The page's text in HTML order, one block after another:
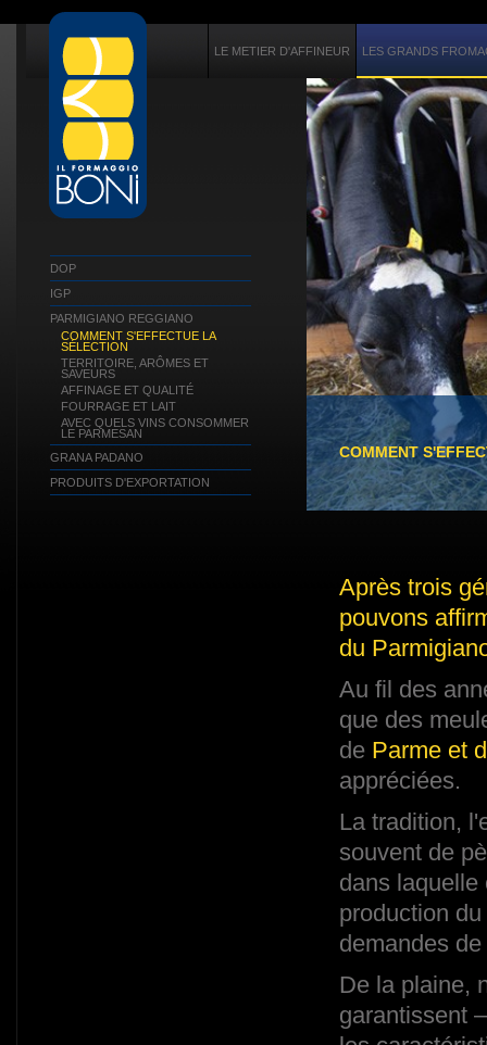
LE METIER D'AFFINEUR LES GRANDS
DOP
IGP
PARMIGIANO REGGIANO
COMMENT S'EFFECTUE LA
SÉLECTION
TERRITOIRE, ARÔMES ET
SAVEURS
AFFINAGE ET QUALITÉ
FOURRAGE ET LAIT
AVEC QUELS VINS CONSOMMER
LE PARMESAN
GRANA PADANO
PRODUITS D'EXPORTATION
COMMENT
Après trois
pouvons
du
Au fil des
que des
de Parme et
appréciées.
La tradition,
souvent de
dans laquelle
production
demandes
De la plaine,
garantissent